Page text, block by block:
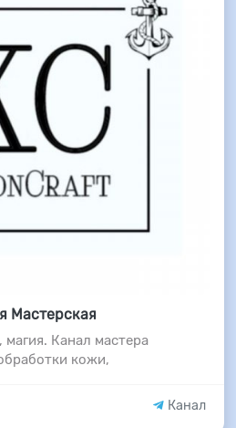
Мастерская
Канал мастера
кожи,
Канал